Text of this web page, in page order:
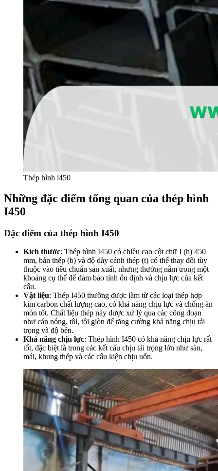
Thép hình i450
Những đặc điểm tổng quan của thép hình
I450
Đặc điểm của thép hình I450
Kích thước: Thép hình I450 có chiều cao cột chữ I (h) 450
mm, bản thép (b) và độ dày cánh thép (t) có thể thay đổi tùy
thuộc vào tiêu chuẩn sản xuất, nhưng thường nằm trong một
khoảng cụ thể để đảm bảo tính ổn định và chịu lực của kết
cấu.
Vật liệu: Thép I450 thường được làm từ các loại thép hợp
kim carbon chất lượng cao, có khả năng chịu lực và chống ăn
mòn tốt. Chất liệu thép này được xử lý qua các công đoạn
như cán nóng, tôi, tôi giòn để tăng cường khả năng chịu tải
trọng và độ bền.
Khả năng chịu lực: Thép hình I450 có khả năng chịu lực rất
tốt, đặc biệt là trong các kết cấu chịu tải trọng lớn như sàn,
mái, khung thép và các cấu kiện chịu uốn.